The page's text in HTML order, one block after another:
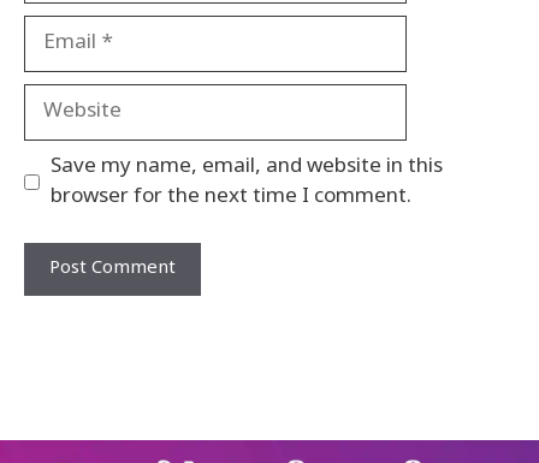
Email
Website
Save my name, email, and website in this
browser for the next time I comment.